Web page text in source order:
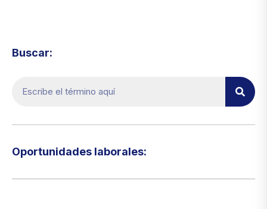
Buscar:
Oportunidades laborales:​